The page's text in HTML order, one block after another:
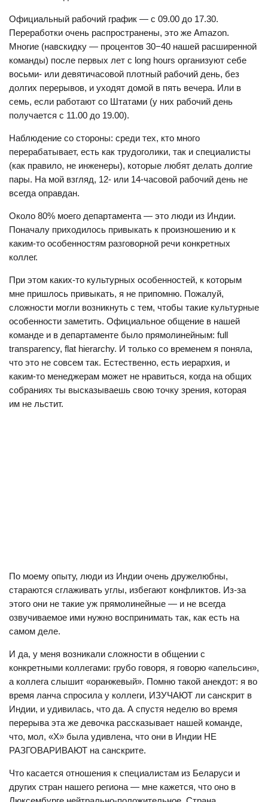
Официальный рабочий график — с 09.00 до 17.30.
Переработки очень распространены, это же Amazon.
Многие (навскидку — процентов 30−40 нашей расширенной
команды) после первых лет с long hours организуют себе
восьми- или девятичасовой плотный рабочий день, без
долгих перерывов, и уходят домой в пять вечера. Или в
семь, если работают со Штатами (у них рабочий день
получается с 11.00 до 19.00).
Наблюдение со стороны: среди тех, кто много
перерабатывает, есть как трудоголики, так и специалисты
(как правило, не инженеры), которые любят делать долгие
пары. На мой взгляд, 12- или 14-часовой рабочий день не
всегда оправдан.
Около 80% моего департамента — это люди из Индии.
Поначалу приходилось привыкать к произношению и к
каким-то особенностям разговорной речи конкретных
коллег.
При этом каких-то культурных особенностей, к которым
мне пришлось привыкать, я не припомню. Пожалуй,
сложности могли возникнуть с тем, чтобы такие культурные
особенности заметить. Официальное общение в нашей
команде и в департаменте было прямолинейным: full
transparency, flat hierarchy. И только со временем я поняла,
что это не совсем так. Естественно, есть иерархия, и
каким‑то менеджерам может не нравиться, когда на общих
собраниях ты высказываешь свою точку зрения, которая
им не льстит.
По моему опыту, люди из Индии очень дружелюбны,
стараются сглаживать углы, избегают конфликтов. Из‑за
этого они не такие уж прямолинейные — и не всегда
озвучиваемое ими нужно воспринимать так, как есть на
самом деле.
И да, у меня возникали сложности в общении с
конкретными коллегами: грубо говоря, я говорю «апельсин»,
а коллега слышит «оранжевый». Помню такой анекдот: я во
время ланча спросила у коллеги, ИЗУЧАЮТ ли санскрит в
Индии, и удивилась, что да. А спустя неделю во время
перерыва эта же девочка рассказывает нашей команде,
что, мол, «X» была удивлена, что они в Индии НЕ
РАЗГОВАРИВАЮТ на санскрите.
Что касается отношения к специалистам из Беларуси и
других стран нашего региона — мне кажется, что оно в